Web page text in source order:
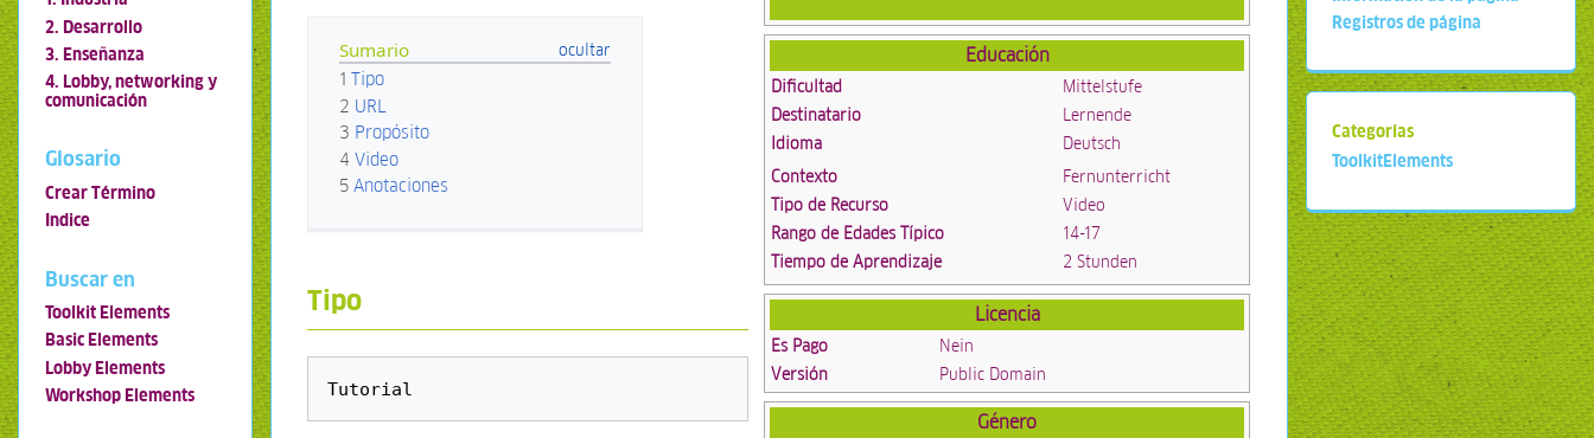
Educación
Dificultad
Mittelstufe
Destinatario
Lernende
Idioma
Deutsch
Contexto
Fernunterricht
Tipo de Recurso
Video
Rango de Edades Típico
14-17
Tiempo de Aprendizaje
2 Stunden
Licencia
Es Pago
Nein
Versión
Public Domain
Género
Sumario
1 Tipo
2 URL
3 Propósito
4 Video
5 Anotaciones
Tipo
2. Desarrollo
3. Enseñanza
4. Lobby, networking y
comunicación
Glosario
Crear Término
Indice
Buscar en
Toolkit Elements
Basic Elements
Lobby Elements
Workshop Elements
Registros de página
Categorías
ToolkitElements